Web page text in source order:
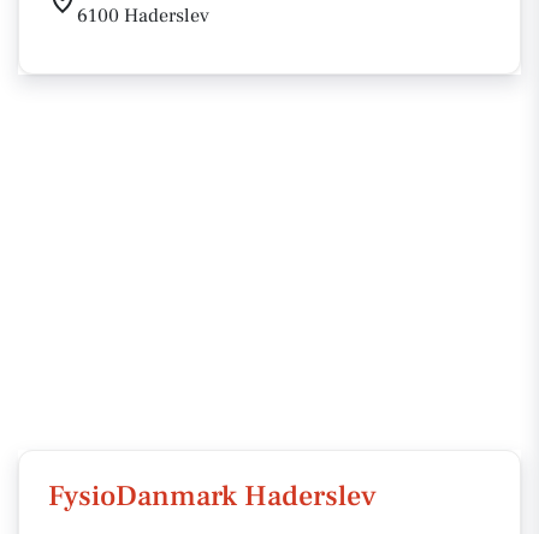
6100 Haderslev
FysioDanmark Haderslev